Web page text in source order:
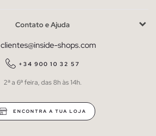
Contato e Ajuda
clientes@inside-shops.com
+34 900 10 32 57
2ª a 6ª feira, das 8h às 14h.
ENCONTRA A TUA LOJA